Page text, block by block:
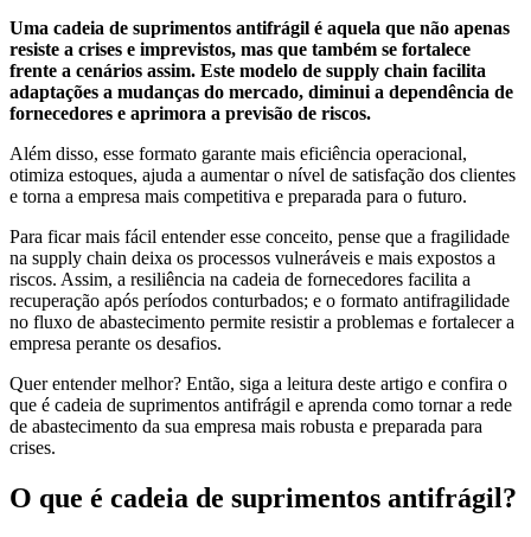
Uma cadeia de suprimentos antifrágil é aquela que não apenas
resiste a crises e imprevistos, mas que também se fortalece
frente a cenários assim. Este modelo de supply chain facilita
adaptações a mudanças do mercado, diminui a dependência de
fornecedores e aprimora a previsão de riscos.
Além disso, esse formato garante mais eficiência operacional,
otimiza estoques, ajuda a aumentar o nível de satisfação dos clientes
e torna a empresa mais competitiva e preparada para o futuro.
Para ficar mais fácil entender esse conceito, pense que a fragilidade
na supply chain deixa os processos vulneráveis e mais expostos a
riscos. Assim, a resiliência na cadeia de fornecedores facilita a
recuperação após períodos conturbados; e o formato antifragilidade
no fluxo de abastecimento permite resistir a problemas e fortalecer a
empresa perante os desafios.
Quer entender melhor? Então, siga a leitura deste artigo e confira o
que é cadeia de suprimentos antifrágil e aprenda como tornar a rede
de abastecimento da sua empresa mais robusta e preparada para
crises.
O que é cadeia de suprimentos antifrágil?